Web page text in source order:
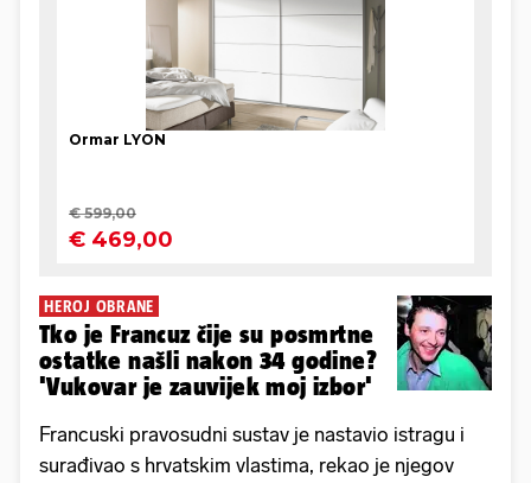
HEROJ OBRANE
Tko je Francuz čije su posmrtne
ostatke našli nakon 34 godine?
'Vukovar je zauvijek moj izbor'
Francuski pravosudni sustav je nastavio istragu i
surađivao s hrvatskim vlastima, rekao je njegov